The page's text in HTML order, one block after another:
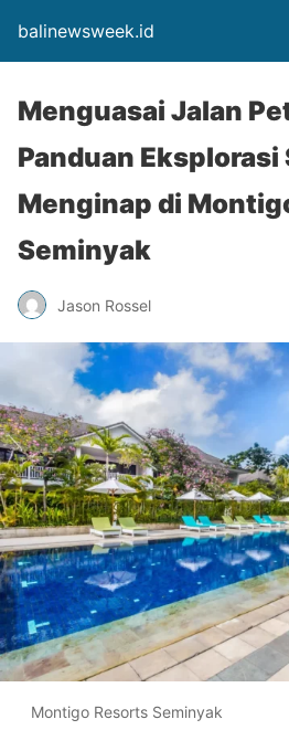
balinewsweek.id
Menguasai Jalan
Panduan Eksplorasi
Menginap di
Seminyak
Jason Rossel
Montigo Resorts Seminyak